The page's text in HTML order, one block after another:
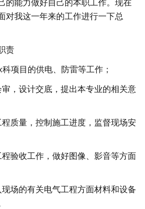
的能力做好自己的本职工作。现在
对我这一年来的工作进行一下总
责
项目的供电、防雷等工作；
，设计交底，提出本专业的相关意
质量，控制施工进度，监督现场安
验收工作，做好图像、影音等方面
场的有关电气工程方面材料和设备